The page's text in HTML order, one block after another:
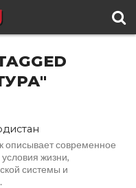
описывает современное
жизни,
системы и